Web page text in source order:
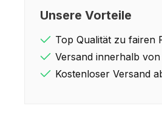
Unsere Vorteile
Top Qualität zu fairen
Versand innerhalb
Kostenloser Versand